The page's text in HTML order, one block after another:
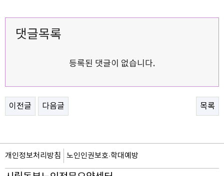
댓글목록
등록된 댓글이 없습니다.
이전글 다음글 목록
개인정보처리방침 노인인권보호·학대예방